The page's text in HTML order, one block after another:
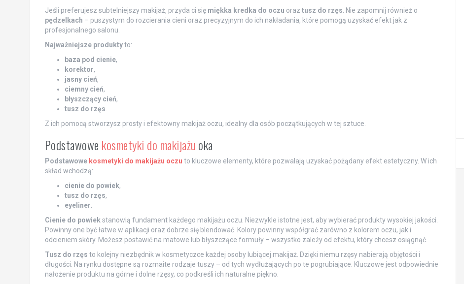
Jeśli preferujesz subtelniejszy makijaż, przyda ci się miękka kredka do oczu oraz tusz do rzęs . Nie zapomnij również o
pędzelkach – puszystym do rozcierania cieni oraz precyzyjnym do ich nakładania, które pomogą uzyskać efekt jak z
profesjonalnego salonu.
Najważniejsze produktyto:
baza pod cienie,
korektor,
jasny cień,
ciemny cień,
błyszczący cień,
tusz do rzęs
Z ich pomocą stworzysz prosty i efektowny makijaż oczu, idealny dla osób początkujących w tej sztuce.
Podstawowe kosmetyki do makijażu oka
Podstawowe kosmetyki do makijażu oczu to kluczowe elementy, które pozwalają uzyskać pożądany efekt estetyczny. W ich
skład wchodzą:
cienie do powiek,
tusz do rzęs,
eyeliner
Cienie do powiekstanowią fundament każdego makijażu oczu. Niezwykle istotne jest, aby wybierać produkty wysokiej jakości.
Powinny one być łatwe w aplikacji oraz dobrze się blendować. Kolory powinny współgrać zarówno z kolorem oczu, jak i
odcieniem skóry. Możesz postawić na matowe lub błyszczące formuły – wszystko zależy od efektu, który chcesz osiągnąć.
Tusz do rzęs to kolejny niezbędnik w kosmetyczce każdej osoby lubiącej makijaż. Dzięki niemu rzęsy nabierają objętości i
długości. Na rynku dostępne są rozmaite rodzaje tuszy – od tych wydłużających po te pogrubiające. Kluczowe jest odpowiednie
nałożenie produktu na górne i dolne rzęsy, co podkreśli ich naturalne piękno.